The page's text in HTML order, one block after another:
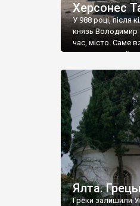
Херсонес
У 988 році, після
князь Володимир
час, місто. Саме
диктувати свої
Херсонесі
християнином. А
Херсонесу
Ялта.
Греки залишили